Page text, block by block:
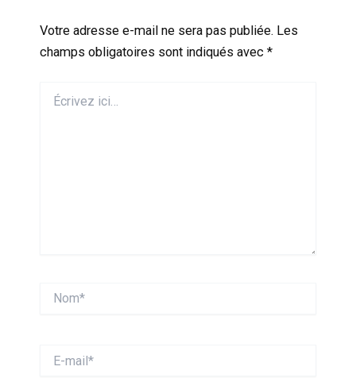
Votre adresse e-mail ne sera pas publiée. Les
champs obligatoires sont indiqués avec *
ici…
mail*